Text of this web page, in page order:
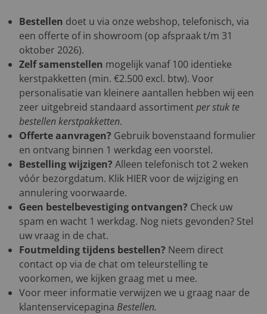
Bestellen doet u via onze webshop, telefonisch, via
een offerte of in showroom (op afspraak t/m 31
oktober 2026).
Zelf samenstellen mogelijk vanaf 100 identieke
kerstpakketten (min. €2.500 excl. btw). Voor
personalisatie van kleinere aantallen hebben wij een
zeer uitgebreid standaard assortimentper stuk te
bestellen kerstpakketten.
Offerte aanvragen? Gebruik bovenstaand formulier
en ontvang binnen 1 werkdag een voorstel.
Bestelling wijzigen? Alleen telefonisch tot 2 weken
vóór bezorgdatum. Klik HIERvoor de wijziging en
annulering voorwaarde.
Geen bestelbevestiging ontvangen? Check uw
spam en wacht 1 werkdag. Nog niets gevonden? Stel
uw vraag in de chat.
Foutmelding tijdens bestellen? Neem direct
contact op via de chat om teleurstelling te
voorkomen, we kijken graag met u mee.
Voor meer informatie verwijzen we u graag naar de
klantenservicepagina Bestellen.